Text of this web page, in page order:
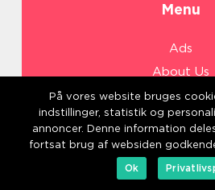
Menu
Ads
About Us
Cookies
Contact
Sitemap
På vores website bruges
indstillinger, statistik og
annoncer. Denne information
fortsat brug af websiden
Ok